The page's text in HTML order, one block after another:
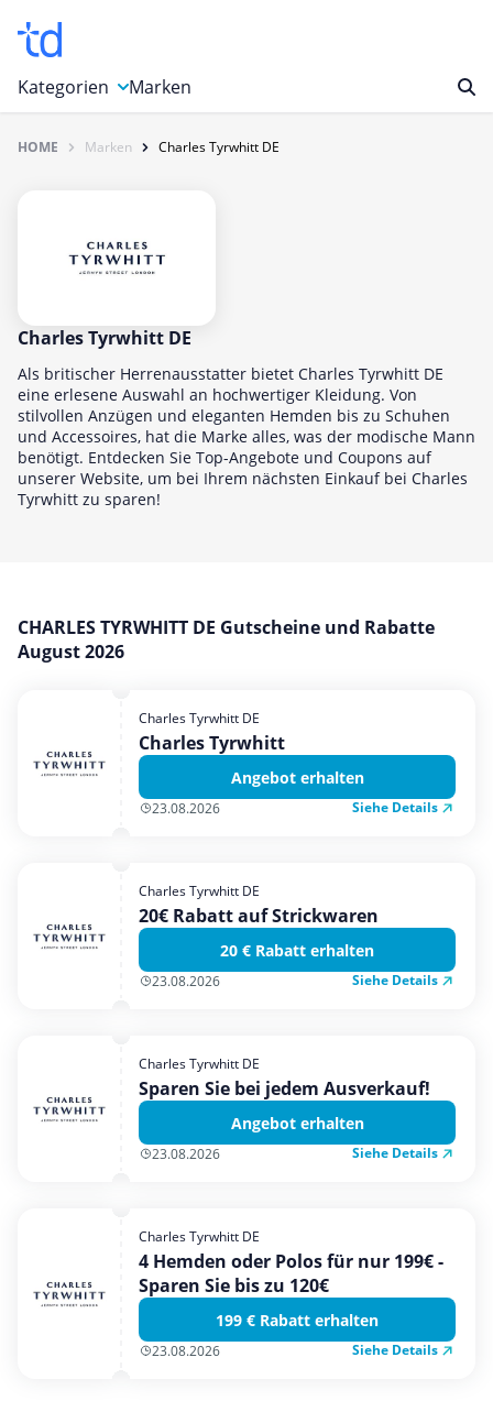
Kategorien
Auto, Motorrad & Werkzeuge
Computer & Elektronik
Essen & Trinken
Foto, Druck & Büro
Gaming & Spielzeug
Garten, Haushalt & Tiere
Gesundheit & Beauty
Mobilfunk & Internet
Sonstiges
Sport & Freizeit
Marken
HOME Marken Charles Tyrwhitt DE
Charles Tyrwhitt DE
Als britischer Herrenausstatter bietet Charles Tyrwhitt DE
eine erlesene Auswahl an hochwertiger Kleidung. Von
stilvollen Anzügen und eleganten Hemden bis zu Schuhen
und Accessoires, hat die Marke alles, was der modische Mann
benötigt. Entdecken Sie Top-Angebote und Coupons auf
unserer Website, um bei Ihrem nächsten Einkauf bei Charles
Tyrwhitt zu sparen!
CHARLES TYRWHITT DE Gutscheine und Rabatte
August 2026
Charles Tyrwhitt DE
Charles Tyrwhitt
Angebot erhalten
23.08.2026 Siehe Details
Charles Tyrwhitt DE
20€ Rabatt auf Strickwaren
20 € Rabatt erhalten
23.08.2026 Siehe Details
Charles Tyrwhitt DE
Sparen Sie bei jedem Ausverkauf!
Angebot erhalten
23.08.2026 Siehe Details
Charles Tyrwhitt DE
4 Hemden oder Polos für nur 199€ -
Sparen Sie bis zu 120€
199 € Rabatt erhalten
23.08.2026 Siehe Details